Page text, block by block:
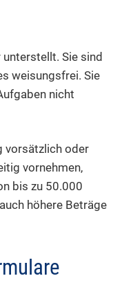
Sie sind
weisungsfrei. Sie
nicht
vorsätzlich oder
vornehmen,
bis zu 50.000
höhere Beträge